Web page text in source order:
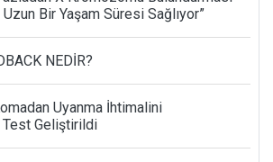
Bir Yaşam Süresi Sağlıyor”
NEDİR?
Uyanma İhtimalini
Test Geliştirildi